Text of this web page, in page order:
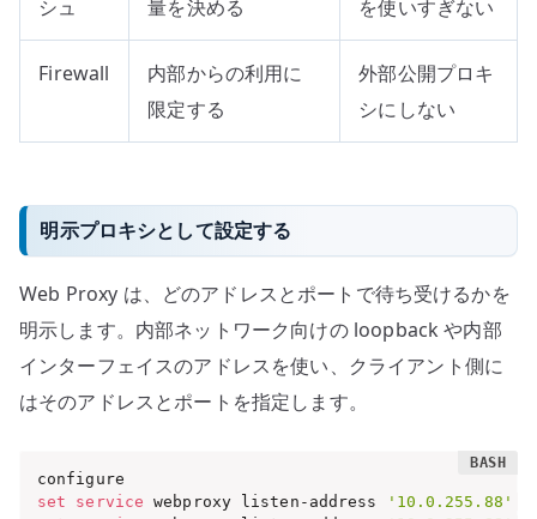
シュ 量を決める を使いすぎない
Firewall
内部からの利用に
限定する
外部公開プロキ
シにしない
明示プロキシとして設定する
Web Proxy は、どのアドレスとポートで待ち受けるかを
明示します。内部ネットワーク向けの loopback や内部
インターフェイスのアドレスを使い、クライアント側に
はそのアドレスとポートを指定します。
set
service webproxy listen-address '10.0.255.88'